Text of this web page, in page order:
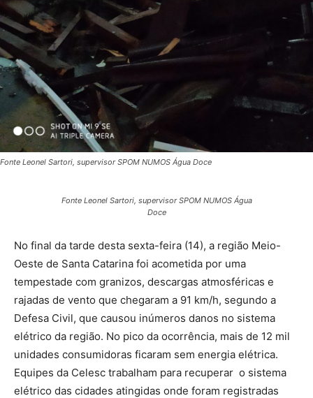
Fonte Leonel Sartori, supervisor SPOM NUMOS Água Doce
Fonte Leonel Sartori, supervisor SPOM NUMOS Água
Doce
No final da tarde desta sexta-feira (14), a região Meio-
Oeste de Santa Catarina foi acometida por uma
tempestade com granizos, descargas atmosféricas e
rajadas de vento que chegaram a 91 km/h, segundo a
Defesa Civil, que causou inúmeros danos no sistema
elétrico da região. No pico da ocorrência, mais de 12 mil
unidades consumidoras ficaram sem energia elétrica.
Equipes da Celesc trabalham para recuperar o sistema
elétrico das cidades atingidas onde foram registradas